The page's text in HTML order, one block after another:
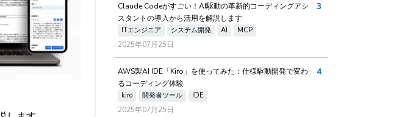
Claude Codeがすごい！AI駆動の革新的コーディングアシ
スタントの導入から活用を解説します
ITエンジニア システム開発 AI MCP
2025年07月25日
3
AWS製AI IDE「Kiro」を使ってみた：仕様駆動開発で変わ
るコーディング体験
kiro 開発者ツール IDE
2025年07月25日
4